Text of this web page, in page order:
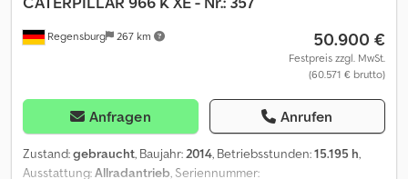
Regensburg 267 km 50.900 €
Festpreis zzgl. MwSt.
(60.571 € brutto)
Anfragen Anrufen
Zustand:gebraucht, Baujahr:2014, Betriebsstunden:15.195 h,
Ausstattung:Allradantrieb, Seriennummer: